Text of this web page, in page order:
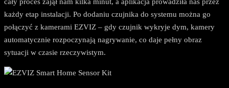
każdy etap instalacji. Po dodaniu czujnika do systemu można go
połączyć z kamerami EZVIZ – gdy czujnik wykryje dym, kamery
automatycznie rozpoczynają nagrywanie, co daje pełny obraz
sytuacji w czasie rzeczywistym.